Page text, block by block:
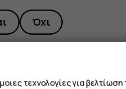
Όχι
τεχνολογίες για βελτίωση